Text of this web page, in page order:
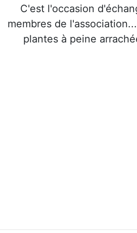
C'est l'occasion
membres de
plantes à peine